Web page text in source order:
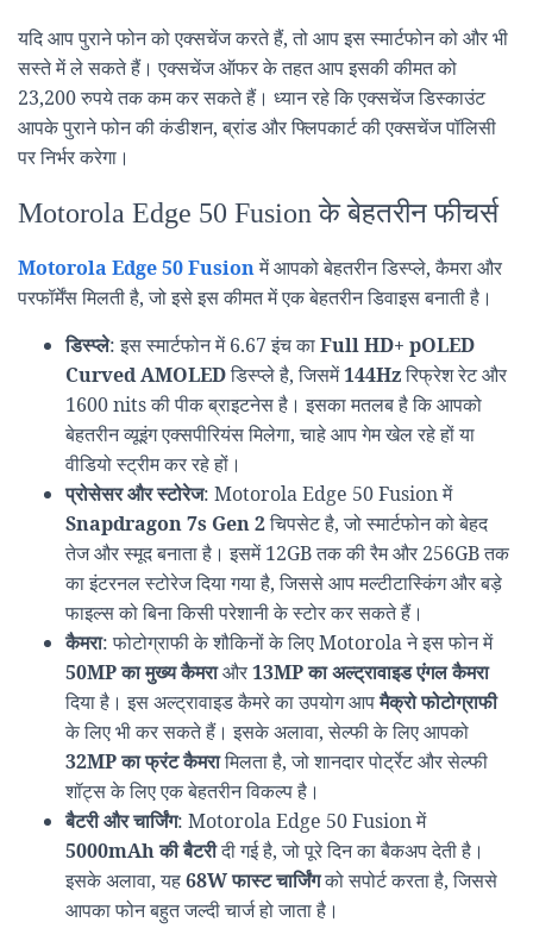
यदि आप पुराने फोन को एक्सचेंज करते हैं, तो आप इस स्मार्टफोन को और भी
सस्ते में ले सकते हैं। एक्सचेंज ऑफर के तहत आप इसकी कीमत को
23,200 रुपये तक कम कर सकते हैं। ध्यान रहे कि एक्सचेंज डिस्काउंट
आपके पुराने फोन की कंडीशन, ब्रांड और फ्लिपकार्ट की एक्सचेंज पॉलिसी
पर निर्भर करेगा।
Motorola Edge 50 Fusion के बेहतरीन फीचर्स
Motorola Edge 50 Fusionमें आपको बेहतरीन डिस्प्ले, कैमरा और
परफॉर्मेंस मिलती है, जो इसे इस कीमत में एक बेहतरीन डिवाइस बनाती है।
डिस्प्ले: इस स्मार्टफोन में 6.67 इंच काFull HD+ pOLED
Curved AMOLEDडिस्प्ले है, जिसमें144Hzरिफ्रेश रेट और
1600 nits की पीक ब्राइटनेस है। इसका मतलब है कि आपको
बेहतरीन व्यूइंग एक्सपीरियंस मिलेगा, चाहे आप गेम खेल रहे हों या
वीडियो स्ट्रीम कर रहे हों।
प्रोसेसर और स्टोरेज: Motorola Edge 50 Fusion में
Snapdragon 7s Gen 2चिपसेट है, जो स्मार्टफोन को बेहद
तेज और स्मूद बनाता है। इसमें 12GB तक की रैम और 256GB तक
का इंटरनल स्टोरेज दिया गया है, जिससे आप मल्टीटास्किंग और बड़े
फाइल्स को बिना किसी परेशानी के स्टोर कर सकते हैं।
कैमरा: फोटोग्राफी के शौकिनों के लिए Motorola ने इस फोन में
50MP का मुख्य कैमराऔर13MP का अल्ट्रावाइड एंगल कैमरा
दिया है। इस अल्ट्रावाइड कैमरे का उपयोग आपमैक्रो फोटोग्राफी
के लिए भी कर सकते हैं। इसके अलावा, सेल्फी के लिए आपको
32MP का फ्रंट कैमरामिलता है, जो शानदार पोर्ट्रेट और सेल्फी
शॉट्स के लिए एक बेहतरीन विकल्प है।
बैटरी और चार्जिंग: Motorola Edge 50 Fusion में
5000mAh की बैटरीदी गई है, जो पूरे दिन का बैकअप देती है।
इसके अलावा, यह68W फास्ट चार्जिंगको सपोर्ट करता है, जिससे
आपका फोन बहुत जल्दी चार्ज हो जाता है।